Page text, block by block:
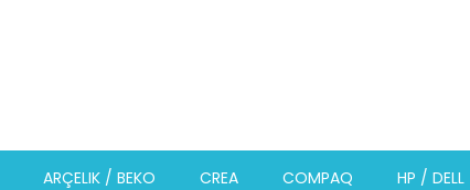
ARÇELIK / BEKO CREA COMPAQ HP / DELL